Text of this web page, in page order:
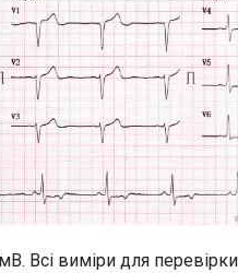
Всі виміри для